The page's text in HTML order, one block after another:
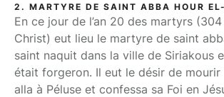
2. MARTYRE DE SAINT ABBA HOUR
En ce jour de l’an 20 des martyrs
Christ) eut lieu le martyre de saint
saint naquit dans la ville de Siriakous
était forgeron. Il eut le désir de mourir
alla à Péluse et confessa sa Foi en